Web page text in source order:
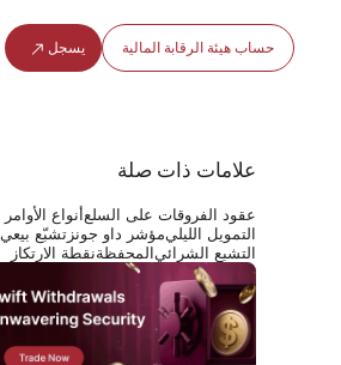
حساب هيئة الرقابة المالية يسجل
علامات ذات صلة
عقود الفروقات على السلعأنواع الأوامر
التمويل الليليمؤشر داو جونز تشبّع بيعي
التشبع الشرائيالمحفظةنقطة الارتكاز